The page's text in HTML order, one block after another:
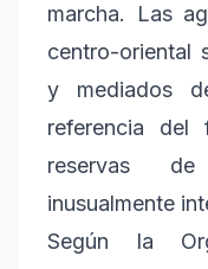
marcha. Las
centro-oriental
y mediados
referencia del
reservas de
inusualmente
Según la